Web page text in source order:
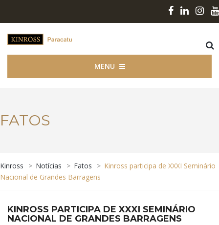
MENU
FATOS
Kinross > Notícias > Fatos > Kinross participa de XXXI Seminário
Nacional de Grandes Barragens
KINROSS PARTICIPA DE XXXI SEMINÁRIO
NACIONAL DE GRANDES BARRAGENS